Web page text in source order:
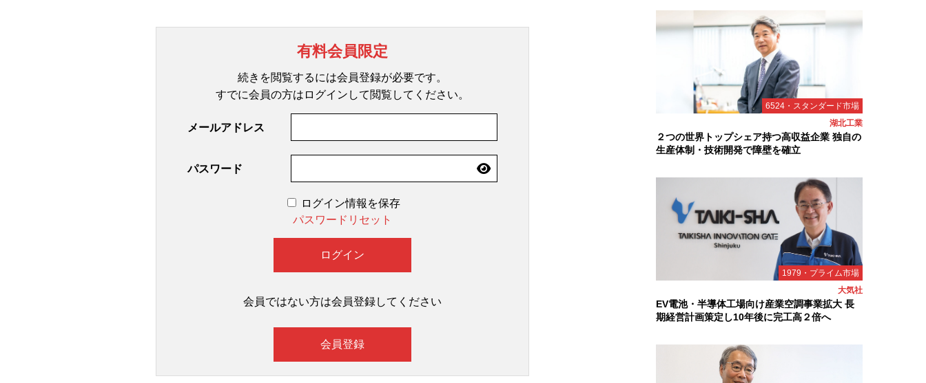
有料会員限定
続きを閲覧するには会員登録が必要です。
すでに会員の方は ログインして閲覧してください。
メールアドレス
パスワード
ログイン情報を保存
パスワードリセット
会員ではない方は会員登録してください
会員登録
6524・スタンダード市場
湖北工業
２つの世界トップシェア持つ高収益企業 独自の
生産体制・技術開発で障壁を確立
1979・プライム市場
大気社
EV電池・半導体工場向け産業空調事業拡大 長
期経営計画策定し10年後に完工高２倍へ